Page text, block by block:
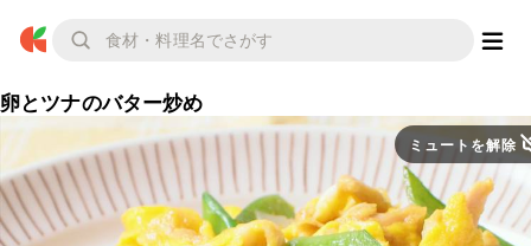
卵とツナのバター炒め
ミュートを解除